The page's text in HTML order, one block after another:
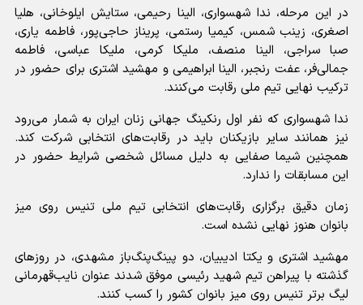
در این مرحله، ندا شهسواری، الینا رحیمی، ستایش ایلوخانی، هلیا
اصغری، زینب شمس، کیمیا رستمی، پریناز حاجی‌پور، فاطمه یاری،
صبا سراجی، الینا منصف، ملیکا کرمی، ملیکا عباسی، فاطمه
جمالی‌فر، عفت رنجبر، الینا ابراهیمی و مهشید اشتری برای حضور در
ترکیب نهایی تیم ملی رقابت می‌کنند.
ندا شهسواری که نفر اول رنکینگ جهانی زنان ایران به شمار می‌رود
نیز همانند سایر بازیکنان باید در رقابت‌های انتخابی شرکت کند.
همچنین شیما صفایی به دلیل مسائل شخصی شرایط حضور در
این مسابقات را ندارد.
زمان دقیق برگزاری رقابت‌های انتخابی تیم ملی تنیس روی میز
بانوان هنوز نهایی نشده است.
مهشید اشتری و یکتا ادیبیان، دو پینگ‌پنگ‌باز مشهدی، در روزهای
گذشته با پیراهن تیم شهید رئیسی موفق شدند عنوان نایب‌قهرمانی
لیگ برتر تنیس روی میز بانوان کشور را کسب کنند.